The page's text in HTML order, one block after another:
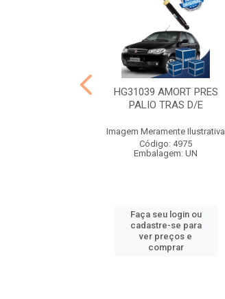
HG31039 AMORT PRES
PALIO TRAS D/E
Imagem Meramente Ilustrativa
Código: 4975
Embalagem: UN
Faça seu login ou
cadastre-se para
ver preços e
comprar